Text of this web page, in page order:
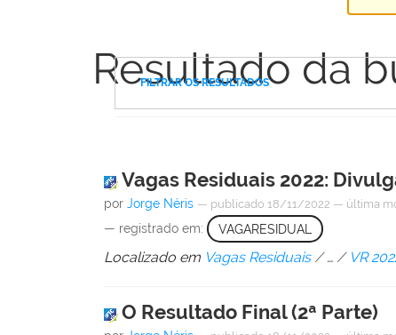
Resultado da
FILTRAR OS RESULTADOS
Vagas Residuais 2022:
porJorge Néris — publicado 18/11/2022 — última
— registrado em: VAGARESIDUAL
Localizado em Vagas Residuais /…/ VR
O Resultado Final (2ª Parte)